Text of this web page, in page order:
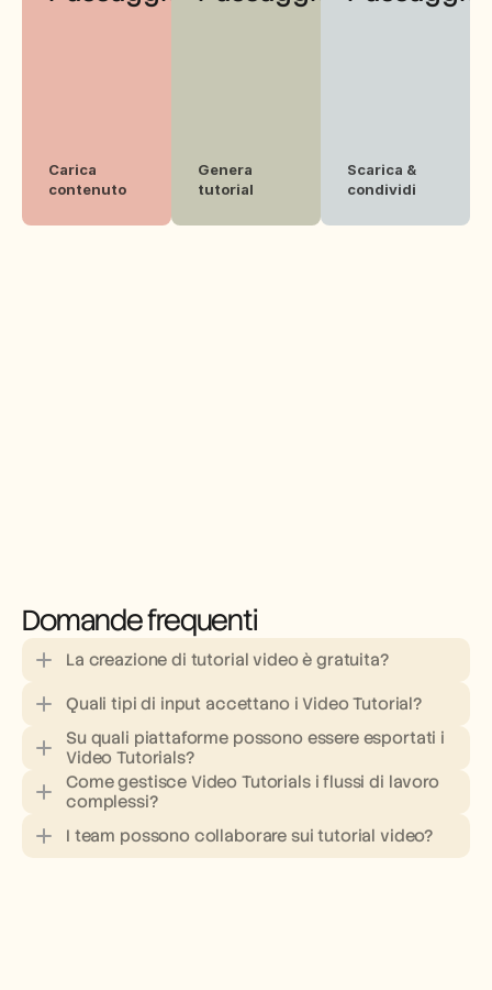
Carica
contenuto
Genera
tutorial
Scarica &
condividi
Domande frequenti
La creazione di tutorial video è gratuita?
Quali tipi di input accettano i Video Tutorial?
Su quali piattaforme possono essere esportati i
Video Tutorials?
Come gestisce Video Tutorials i flussi di lavoro
complessi?
I team possono collaborare sui tutorial video?